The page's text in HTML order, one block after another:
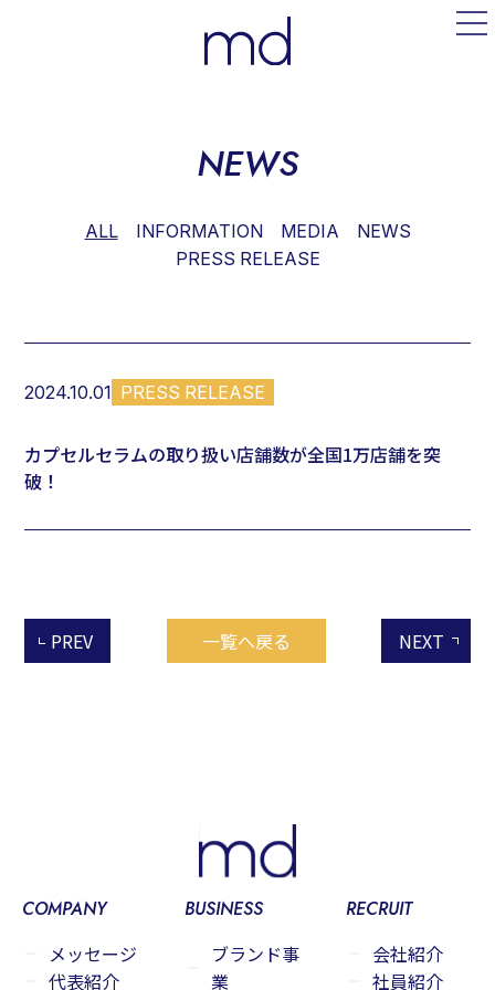
NEWS
ALL INFORMATION MEDIA
NEWS
PRESS RELEASE
2024.10.01 PRESS RELEASE
カプセルセラムの取り扱い店舗数が全国1万店舗を突
破！
PREV 一覧へ戻る NEXT
COMPANY
メッセージ
代表紹介
BUSINESS
ブランド事
業
RECRUIT
会社紹介
社員紹介